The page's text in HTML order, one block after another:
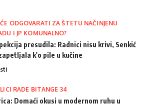
ODGOVARATI ZA ŠTETU NAČINJENU
I JP KOMUNALNO?
presudila: Radnici nisu krivi, Senkić
k'o pile u kučine
RADE BITANGE 34
Domaći okusi u modernom ruhu u